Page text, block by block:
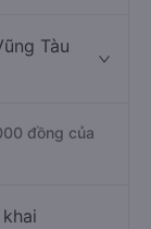
Tàu
đồng của